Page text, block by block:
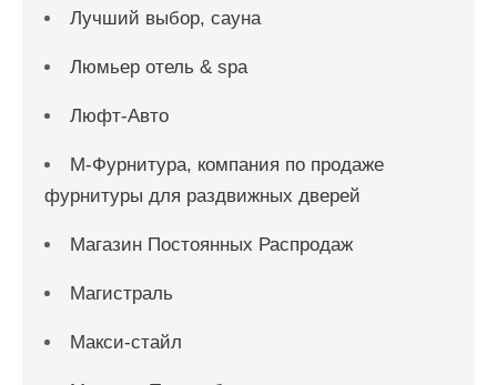
Лучший выбор, сауна
Люмьер отель & spa
Люфт-Авто
М-Фурнитура, компания по продаже
фурнитуры для раздвижных дверей
Магазин Постоянных Распродаж
Магистраль
Макси-стайл